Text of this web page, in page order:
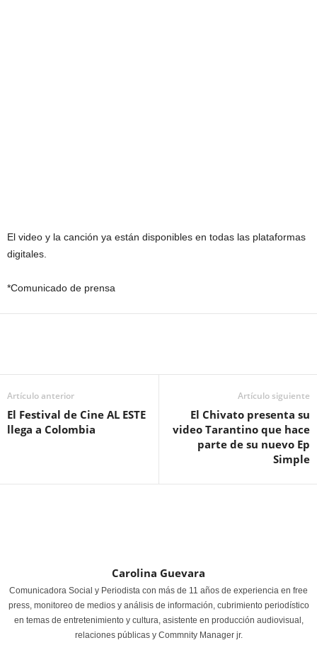
El video y la canción ya están disponibles en todas las plataformas
digitales.
*Comunicado de prensa
Artículo anterior
El Festival de Cine AL ESTE
llega a Colombia
Artículo siguiente
El Chivato presenta su
video Tarantino que hace
parte de su nuevo Ep
Simple
Carolina Guevara
Comunicadora Social y Periodista con más de 11 años de experiencia en free
press, monitoreo de medios y análisis de información, cubrimiento periodístico
en temas de entretenimiento y cultura, asistente en producción audiovisual,
relaciones públicas y Commnity Manager jr.